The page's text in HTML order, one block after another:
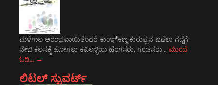
ಮಳೆಗಾಲ ಆರಂಭವಾಯಿತೆಂದರೆ ಕುಂಞಿಕಣ್ಣ ಕುರುಪ್ಪನ ಏಣೆಲು ಗದ್ದೆಗೆ
ನೇಜಿ ಕೆಲಸಕ್ಕೆ ಹೋಗಲು ಕಪಿಲಳ್ಳಿಯ ಹೆಂಗಸರು, ಗಂಡಸರು… ಮುಂದೆ
ಓದಿ… →
ಲಿಟಲ್ ಸ್ಟುವರ್ಟ್